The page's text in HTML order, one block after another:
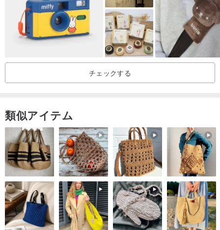
チェックする
類似アイテム